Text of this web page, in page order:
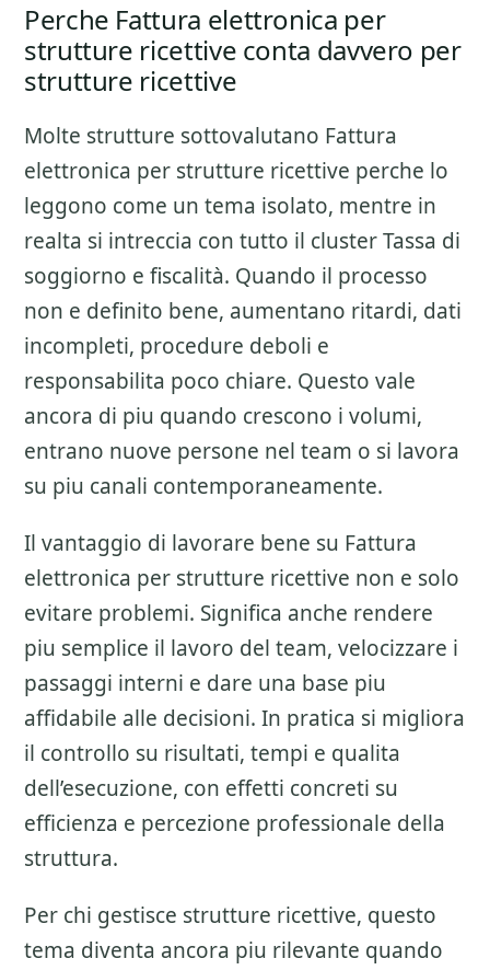
Perche Fattura elettronica per
strutture ricettive conta davvero per
strutture ricettive
Molte strutture sottovalutano Fattura
elettronica per strutture ricettive perche lo
leggono come un tema isolato, mentre in
realta si intreccia con tutto il clusterTassa di
soggiorno e fiscalità. Quando il processo
non e definito bene, aumentano ritardi, dati
incompleti, procedure deboli e
responsabilita poco chiare. Questo vale
ancora di piu quando crescono i volumi,
entrano nuove persone nel team o si lavora
su piu canali contemporaneamente.
Il vantaggio di lavorare bene su Fattura
elettronica per strutture ricettive non e solo
evitare problemi. Significa anche rendere
piu semplice il lavoro del team, velocizzare i
passaggi interni e dare una base piu
affidabile alle decisioni. In pratica si migliora
il controllo su risultati, tempi e qualita
dell’esecuzione, con effetti concreti su
efficienza e percezione professionale della
struttura.
Per chi gestisce strutture ricettive, questo
tema diventa ancora piu rilevante quando